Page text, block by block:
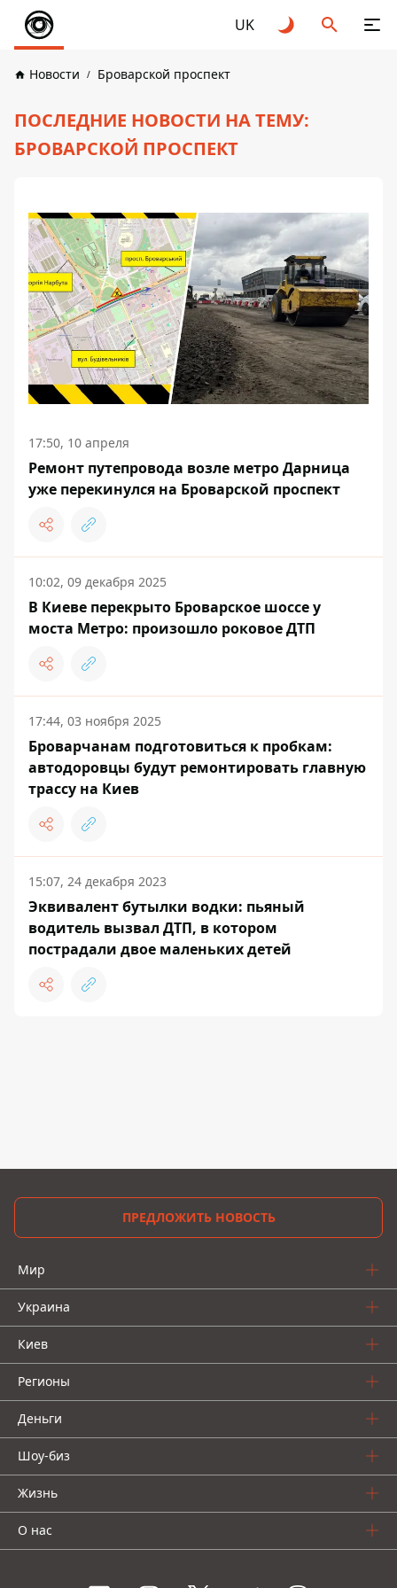
UK
Новости Броварской проспект
ПОСЛЕДНИЕ НОВОСТИ НА ТЕМУ:
БРОВАРСКОЙ ПРОСПЕКТ
17:50, 10 апреля
Ремонт путепровода возле метро Дарница
уже перекинулся на Броварской проспект
10:02, 09 декабря 2025
В Киеве перекрыто Броварское шоссе у
моста Метро: произошло роковое ДТП
17:44, 03 ноября 2025
Броварчанам подготовиться к пробкам:
автодоровцы будут ремонтировать главную
трассу на Киев
15:07, 24 декабря 2023
Эквивалент бутылки водки: пьяный
водитель вызвал ДТП, в котором
пострадали двое маленьких детей
ПРЕДЛОЖИТЬ НОВОСТЬ
Мир
Украина
Киев
Регионы
Деньги
Шоу-биз
Жизнь
О нас